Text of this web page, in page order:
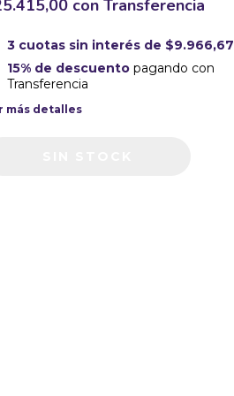
con Transferencia
3 cuotas sin interés de $9.966,67
15% de descuentopagando con
Transferencia
más detalles